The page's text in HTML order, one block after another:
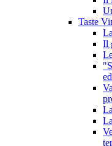
Taste
Il